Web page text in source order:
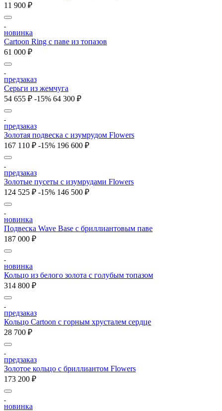
11 900 ₽
новинка
Cartoon Ring с паве из топазов
61 000 ₽
предзаказ
Серьги из жемчуга
54 655 ₽ -15% 64 300 ₽
предзаказ
Золотая подвеска с изумрудом Flowers
167 110 ₽ -15% 196 600 ₽
предзаказ
Золотые пусеты с изумрудами Flowers
124 525 ₽ -15% 146 500 ₽
новинка
Подвеска Wave Base с бриллиантовым паве
187 000 ₽
новинка
Кольцо из белого золота с голубым топазом
314 800 ₽
предзаказ
Кольцо Cartoon c горным хрусталем сердце
28 700 ₽
предзаказ
Золотое кольцо с бриллиантом Flowers
173 200 ₽
новинка